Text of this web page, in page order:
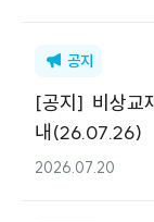
공지
[공지] 비상교
내(26.07.26)
2026.07.20